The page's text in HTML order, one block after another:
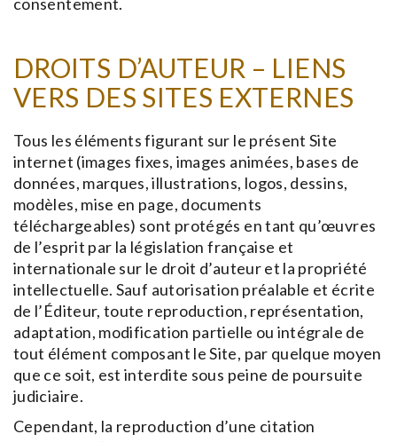
DROITS D’AUTEUR – LIENS
VERS DES SITES EXTERNES
Tous les éléments figurant sur le présent Site
internet (images fixes, images animées, bases de
données, marques, illustrations, logos, dessins,
modèles, mise en page, documents
téléchargeables) sont protégés en tant qu’œuvres
de l’esprit par la législation française et
internationale sur le droit d’auteur et la propriété
intellectuelle. Sauf autorisation préalable et écrite
de l’Éditeur, toute reproduction, représentation,
adaptation, modification partielle ou intégrale de
tout élément composant le Site, par quelque moyen
que ce soit, est interdite sous peine de poursuite
judiciaire.
Cependant, la reproduction d’une citation